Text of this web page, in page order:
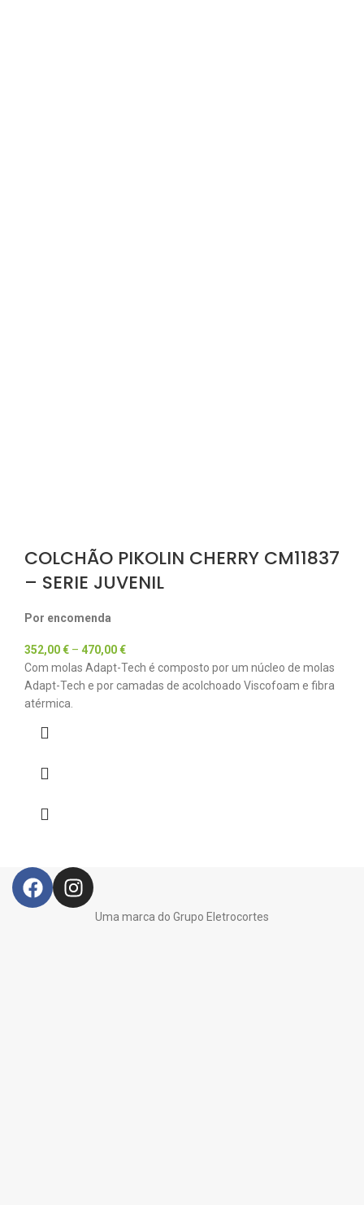
COLCHÃO PIKOLIN CHERRY CM11837
– SERIE JUVENIL
Por encomenda
352,00€ – 470,00€
Com molas Adapt-Tech é composto por um núcleo de molas
Adapt-Tech e por camadas de acolchoado Viscofoam e fibra
atérmica.
Uma marca do Grupo Eletrocortes